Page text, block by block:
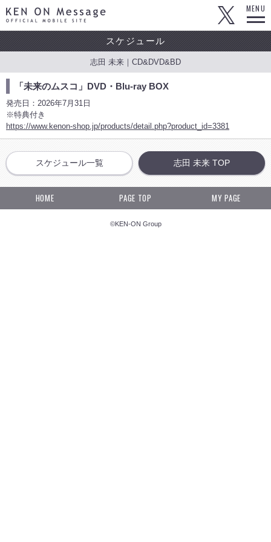
KEN ON Message OFFICIAL MOBILE SITE
MENU
スケジュール
志田 未来｜CD&DVD&BD
「未来のムスコ」DVD・Blu-ray BOX
発売日：2026年7月31日
※特典付き
https://www.kenon-shop.jp/products/detail.php?product_id=3381
スケジュール一覧 志田 未来 TOP
HOME PAGE TOP MY PAGE
©KEN-ON Group